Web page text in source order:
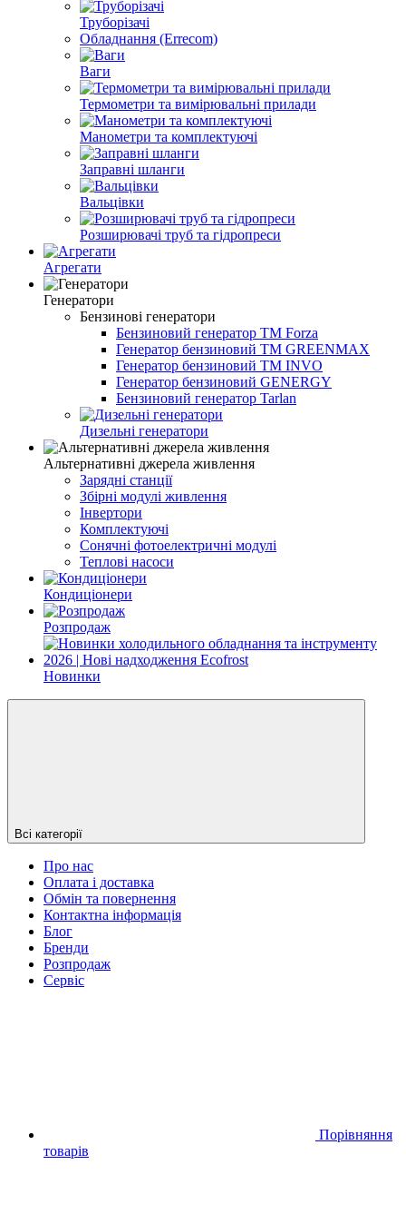
Труборізачі
Обладнання (Errecom)
Ваги
Термометри та вимірювальні прилади
Манометри та комплектуючі
Заправні шланги
Вальцівки
Розширювачі труб та гідропреси
Агрегати
Генератори
Бензинові генератори
Бензиновий генератор TM Forza
Генератор бензиновий TM GREENMAX
Генератор бензиновий TM INVO
Генератор бензиновий GENERGY
Бензиновий генератор Tarlan
Дизельні генератори
Альтернативні джерела живлення
Зарядні станції
Збірні модулі живлення
Інвертори
Комплектуючі
Cонячні фотоелектричні модулі
Теплові насоси
Кондиціонери
Розпродаж
Новинки
Всі категорії
Про нас
Оплата і доставка
Обмін та повернення
Контактна інформація
Блог
Бренди
Розпродаж
Сервіс
Порівняння
товарів